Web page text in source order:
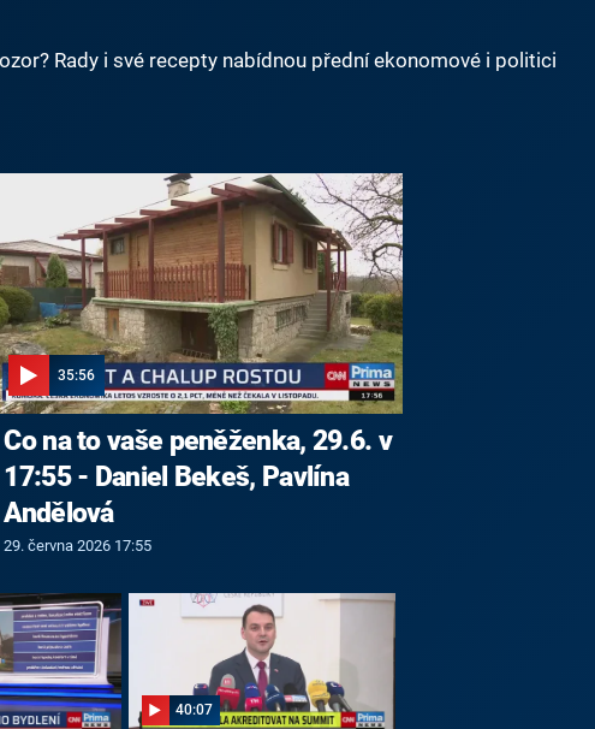
Rady i své recepty nabídnou přední ekonomové i politici
35:56
Co na to vaše peněženka, 29.6. v
17:55 - Daniel Bekeš, Pavlína
Andělová
29. června 2026 17:55
40:07